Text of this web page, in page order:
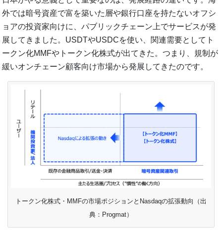
外では暗号資産で富を築いた層や銀行口座を持たないオフシ
ョアの投資家向けに、パブリックチェーン上でサービスが発
展してきました。USDTやUSDCを使い、関連需要としてト
ークン化MMFやトークン化株式が出てきた。つまり、規制が
緩いオンチェーン顧客向け市場から発展してきたのです。
トークン化株式・MMFの市場ポジションとNasdaqの拡張動向（出
典：Progmat）